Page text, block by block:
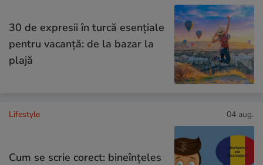
30 de expresii în turcă esențiale
pentru vacanță: de la bazar la
plajă
Lifestyle 04 aug.
Cum se scrie corect: bineînțeles